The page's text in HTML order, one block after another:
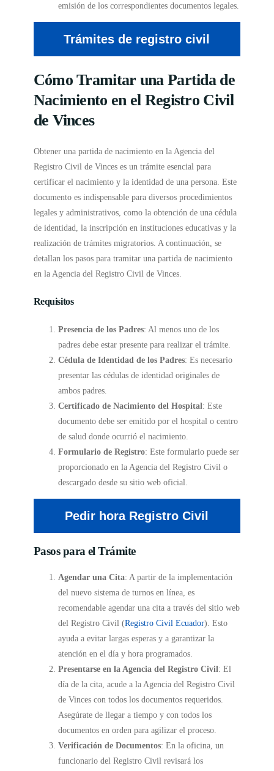
emisión de los correspondientes documentos legales.
Trámites de registro civil
Cómo Tramitar una Partida de
Nacimiento en el Registro Civil
de Vinces
Obtener una partida de nacimiento en la Agencia del
Registro Civil de Vinces es un trámite esencial para
certificar el nacimiento y la identidad de una persona. Este
documento es indispensable para diversos procedimientos
legales y administrativos, como la obtención de una cédula
de identidad, la inscripción en instituciones educativas y la
realización de trámites migratorios. A continuación, se
detallan los pasos para tramitar una partida de nacimiento
en la Agencia del Registro Civil de Vinces.
Requisitos
Presencia de los Padres: Al menos uno de los
padres debe estar presente para realizar el trámite.
Cédula de Identidad de los Padres: Es necesario
presentar las cédulas de identidad originales de
ambos padres.
Certificado de Nacimiento del Hospital: Este
documento debe ser emitido por el hospital o centro
de salud donde ocurrió el nacimiento.
Formulario de Registro: Este formulario puede ser
proporcionado en la Agencia del Registro Civil o
descargado desde su sitio web oficial.
Pedir hora Registro Civil
Pasos para el Trámite
Agendar una Cita: A partir de la implementación
del nuevo sistema de turnos en línea, es
recomendable agendar una cita a través del sitio web
del Registro Civil (Registro Civil Ecuador). Esto
ayuda a evitar largas esperas y a garantizar la
atención en el día y hora programados.
Presentarse en la Agencia del Registro Civil: El
día de la cita, acude a la Agencia del Registro Civil
de Vinces con todos los documentos requeridos.
Asegúrate de llegar a tiempo y con todos los
documentos en orden para agilizar el proceso.
Verificación de Documentos: En la oficina, un
funcionario del Registro Civil revisará los